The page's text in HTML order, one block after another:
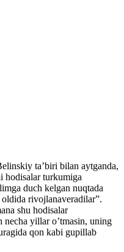
ta’biri bilan aytganda,
hodisalar turkumiga
duch kelgan nuqtada
rivojlanaveradilar”.
shu hodisalar
yillar o’tmasin, uning
qon kabi gupillab